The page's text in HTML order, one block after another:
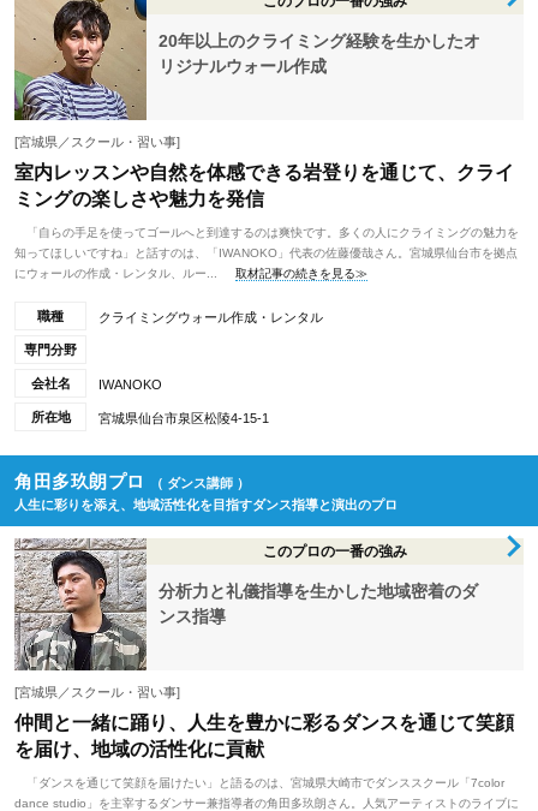
20年以上のクライミング経験を生かしたオ
リジナルウォール作成
[宮城県／スクール・習い事]
室内レッスンや自然を体感できる岩登りを通じて、クライ
ミングの楽しさや魅力を発信
「自らの手足を使ってゴールへと到達するのは爽快です。多くの人にクライミングの魅力を
知ってほしいですね」と話すのは、「IWANOKO」代表の佐藤優哉さん。宮城県仙台市を拠点
にウォールの作成・レンタル、ルー...
取材記事の続きを見る≫
職種 クライミングウォール作成・レンタル
専門分野
会社名 IWANOKO
所在地 宮城県仙台市泉区松陵4-15-1
角田多玖朗プロ
（ ダンス講師 ）
人生に彩りを添え、地域活性化を目指すダンス指導と演出のプロ
このプロの一番の強み
分析力と礼儀指導を生かした地域密着のダ
ンス指導
[宮城県／スクール・習い事]
仲間と一緒に踊り、人生を豊かに彩るダンスを通じて笑顔
を届け、地域の活性化に貢献
「ダンスを通じて笑顔を届けたい」と語るのは、宮城県大崎市でダンススクール「7color
dance studio」を主宰するダンサー兼指導者の角田多玖朗さん。人気アーティストのライブに